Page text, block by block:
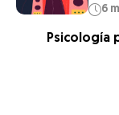
6
Psicología